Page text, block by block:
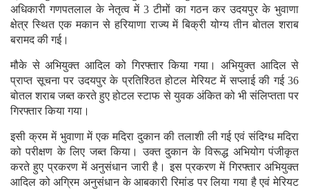
अधिकारी गणपतलाल के नेतृत्व में 3 टीमों का गठन कर उदयपुर के भुवाणा
क्षेत्र स्थित एक मकान से हरियाणा राज्य में बिक्री योग्य तीन बोतल शराब
बरामद की गई।
मौके से अभियुक्त आदिल को गिरफ्तार किया गया। अभियुक्त आदिल से
प्राप्त सूचना पर उदयपुर के प्रतिश्ठित होटल मेरियट में सप्लाई की गई 36
बोतल शराब जब्त करते हुए होटल स्टाफ से युवक अंकित को भी संलिप्तता पर
गिरफ्तार किया गया।
इसी क्रम में भुवाणा में एक मदिरा दुकान की तलाशी ली गई एवं संदिग्ध मदिरा
को परीक्षण के लिए जब्त किया। उक्त दुकान के विरूद्ध अभियोग पंजीकृत
करते हुए प्रकरण में अनुसंधान जारी है। इस प्रकरण में गिरफ्तार अभियुक्त
आदिल को अग्रिम अनुसंधान के आबकारी रिमांड पर लिया गया है एवं मेरियट